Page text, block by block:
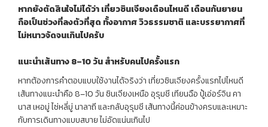
หากยังตัดสินใจไม่ได้ว่าเที่ยวซินเจียงเดือนไหนดีเดือนกันยายน
ถือเป็นช่วงที่ลงตัวที่สุด ทั้งอากาศวิวธรรมชาติ และบรรยากาศที่
ไม่หนาวจัดจนเกินไปครับ
แนะนำเส้นทาง8–10วันสำหรับคนไปครั้งแรก
หากต้องการคำตอบแบบใช้งานได้จริงว่า เที่ยวซินเจียงครั้งแรกไปไหนดี
เส้นทางแนะนำคือ 8–10 วัน ซินเจียงเหนือ อุรุมชี เทียนฉือ ปู้เอ่อร์จิน คา
นาส เหอมู่ ไซ่หลี่มู่ นาลาถี และกลับอุรุมชี เส้นทางนี้ค่อนข้างครบและเหมาะ
กับการเดินทางแบบสบาย ไม่อัดแน่นเกินไป